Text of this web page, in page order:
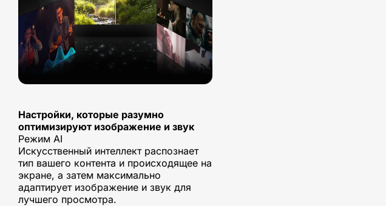
Настройки, которые разумно
оптимизируют изображение и звук
Режим AI
Искусственный интеллект распознает
тип вашего контента и происходящее на
экране, а затем максимально
адаптирует изображение и звук для
лучшего просмотра.